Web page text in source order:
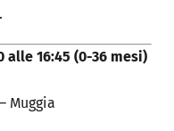
alle 16:45 (0-36 mesi)
Muggia